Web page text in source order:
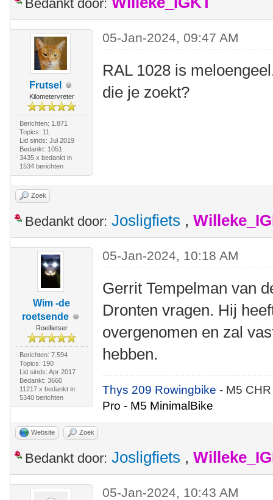
Bedankt door:
Frutsel
Kilometervreter
Berichten: 1.871
Topics: 11
Lid sinds: Jul 2019
Bedankt: 1051
3435 x bedankt in
1534 berichten
05-Jan-2024, 09:47 AM
RAL 1028 is
die je zoekt?
Zoek
Bedankt door: Josligfiets ,
Wim -de
roetsende
Roeifietser
Berichten: 7.594
Topics: 190
Lid sinds: Apr 2017
Bedankt: 3660
11217 x bedankt in
5340 berichten
05-Jan-2024, 10:18 AM
Gerrit Tempelman van
Dronten vragen. Hij
overgenomen en zal
hebben.
Thys 209 Rowingbike- M5
Pro - M5 MinimalBike
Website Zoek
Bedankt door: Josligfiets ,
05-Jan-2024, 10:43 AM